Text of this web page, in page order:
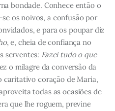
bondade. Conhece então o
os noivos, a confusão por
e para os poupar diz
, e, cheia de confiança no
serventes: Fazei tudo o que
o milagre da conversão da
caritativo coração de Maria,
todas as ocasiões de
que lhe roguem, previne